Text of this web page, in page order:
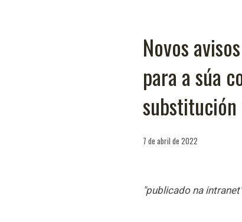
Novos
para a súa
7 de abril de 2022
"publicado na intranet"